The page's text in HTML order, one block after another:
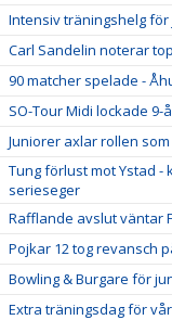
Intensiv träningshelg
Carl Sandelin noterar
90 matcher spelade -
SO-Tour Midi lockade
Juniorer axlar rollen
Tung förlust mot Ystad
serieseger
Rafflande avslut väntar
Pojkar 12 tog revansch
Bowling & Burgare för
Extra träningsdag för